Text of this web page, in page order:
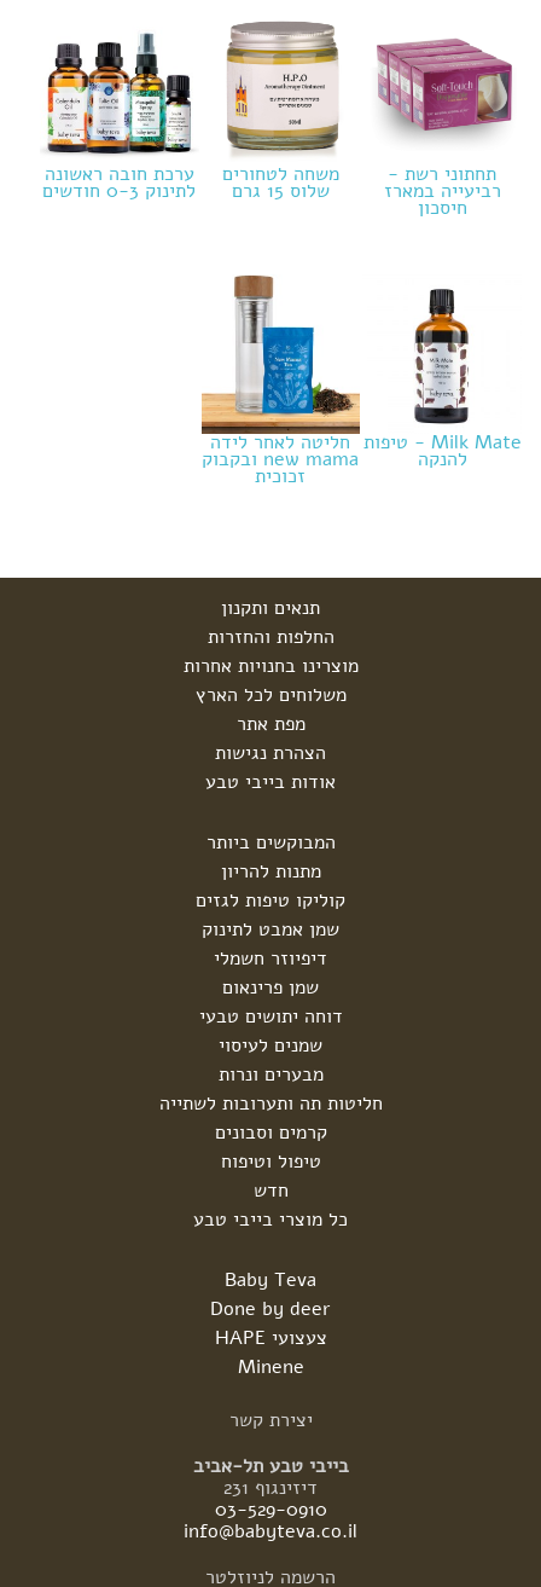
תחתוני רשת -
רביעייה במארז
חיסכון
משחה לטחורים
שלוס 15 גרם
ערכת חובה ראשונה
לתינוק 0-3 חודשים
Milk Mate - טיפות
להנקה
חליטה לאחר לידה
new mama ובקבוק
זכוכית
תנאים ותקנון
החלפות והחזרות
מוצרינו בחנויות אחרות
משלוחים לכל הארץ
מפת אתר
הצהרת נגישות
אודות בייבי טבע
המבוקשים ביותר
מתנות להריון
קוליקו טיפות לגזים
שמן אמבט לתינוק
דיפיוזר חשמלי
שמן פרינאום
דוחה יתושים טבעי
שמנים לעיסוי
מבערים ונרות
חליטות תה ותערובות לשתייה
קרמים וסבונים
טיפול וטיפוח
חדש
כל מוצרי בייבי טבע
Baby Teva
Done by deer
צעצועי HAPE
Minene
יצירת קשר
בייבי טבע תל-אביב
דיזינגוף 231
03-529-0910
info@babyteva.co.il
הרשמה לניוזלטר